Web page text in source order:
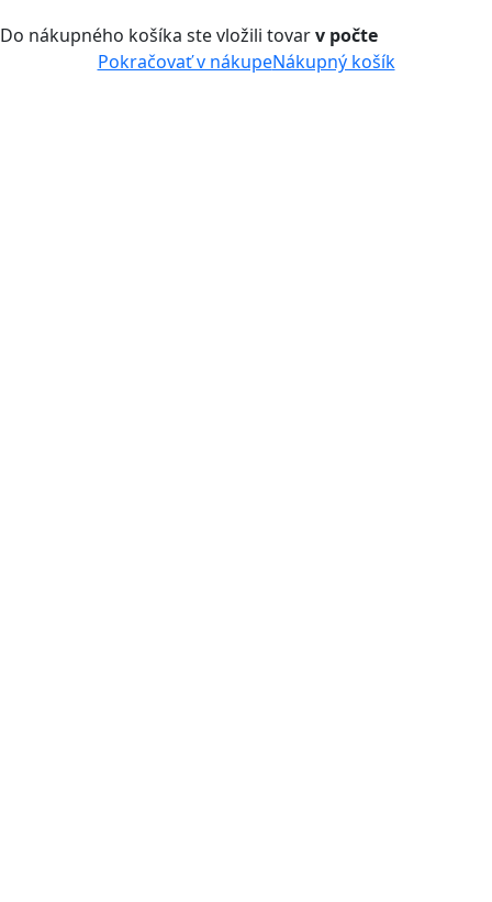
Do nákupného košíka ste vložili tovarv počte
Pokračovať v nákupeNákupný košík